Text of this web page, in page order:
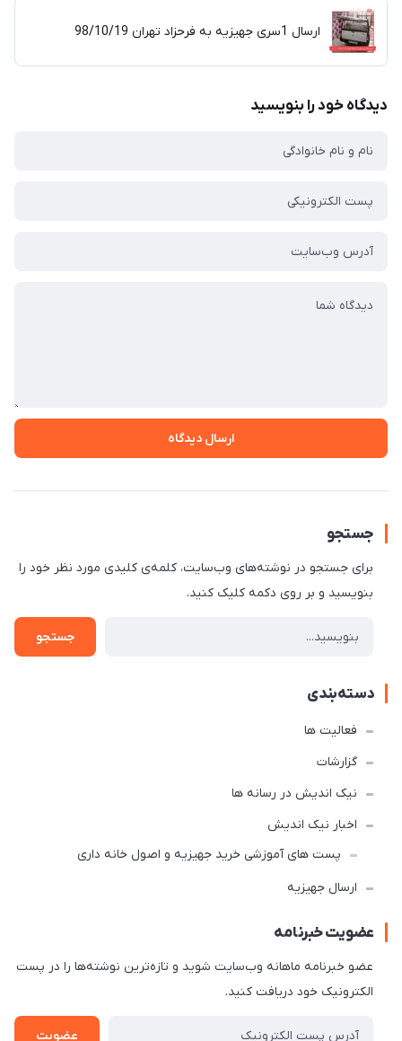
ارسال 1سری جهیزیه به فرحزاد تهران 98/10/19
دیدگاه خود را بنویسید
ارسال دیدگاه
جستجو
برای جستجو در نوشته‌های وب‌سایت، کلمه‌ی کلیدی مورد نظر خود را
بنویسید و بر روی دکمه کلیک کنید.
جستجو
دسته‌بندی
فعالیت ها
گزارشات
نیک اندیش در رسانه ها
اخبار نیک اندیش
پست های آموزشی خرید جهیزیه و اصول خانه داری
ارسال جهیزیه
عضویت خبرنامه
عضو خبرنامه ماهانه وب‌سایت شوید و تازه‌ترین نوشته‌ها را در پست
الکترونیک خود دریافت کنید.
عضویت